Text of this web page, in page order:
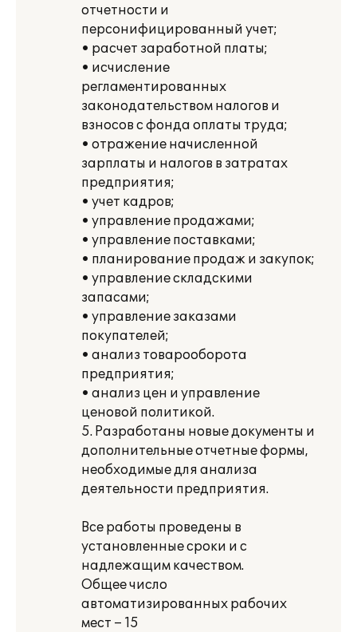
отчетности и
персонифицированный учет;
• расчет заработной платы;
• исчисление
регламентированных
законодательством налогов и
взносов с фонда оплаты труда;
• отражение начисленной
зарплаты и налогов в затратах
предприятия;
• учет кадров;
• управление продажами;
• управление поставками;
• планирование продаж и закупок;
• управление складскими
запасами;
• управление заказами
покупателей;
• анализ товарооборота
предприятия;
• анализ цен и управление
ценовой политикой.
5. Разработаны новые документы и
дополнительные отчетные формы,
необходимые для анализа
деятельности предприятия.
Все работы проведены в
установленные сроки и с
надлежащим качеством.
Общее число
автоматизированных рабочих
мест – 15